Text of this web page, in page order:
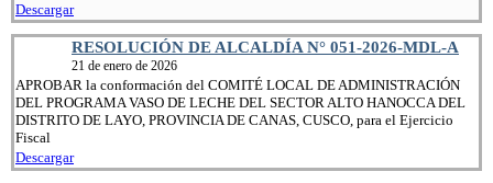
Descargar
RESOLUCIÓN DE ALCALDÍA N° 051-2026-MDL-A
21 de enero de 2026
APROBAR la conformación del COMITÉ LOCAL DE ADMINISTRACIÓN
DEL PROGRAMA VASO DE LECHE DEL SECTOR ALTO HANOCCA DEL
DISTRITO DE LAYO, PROVINCIA DE CANAS, CUSCO, para el Ejercicio
Fiscal
Descargar